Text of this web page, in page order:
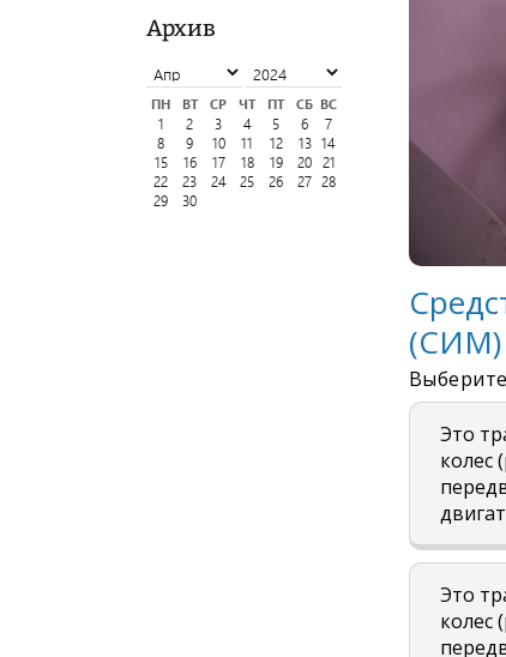
Архив
ПН ВТ СР ЧТ ПТ СБ ВС
1
2 3 4 5 6
7
8
9 10 11 12 13 14
15
16 17 18 19 20 21
22
23 24 25 26 27 28
29
30